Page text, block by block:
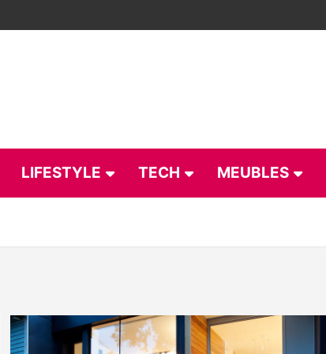
LIFESTYLE TECH MEUBLES